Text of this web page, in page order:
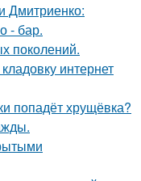
Дмитриенко:
- бар.
поколений.
интернет
попадёт хрущёвка?